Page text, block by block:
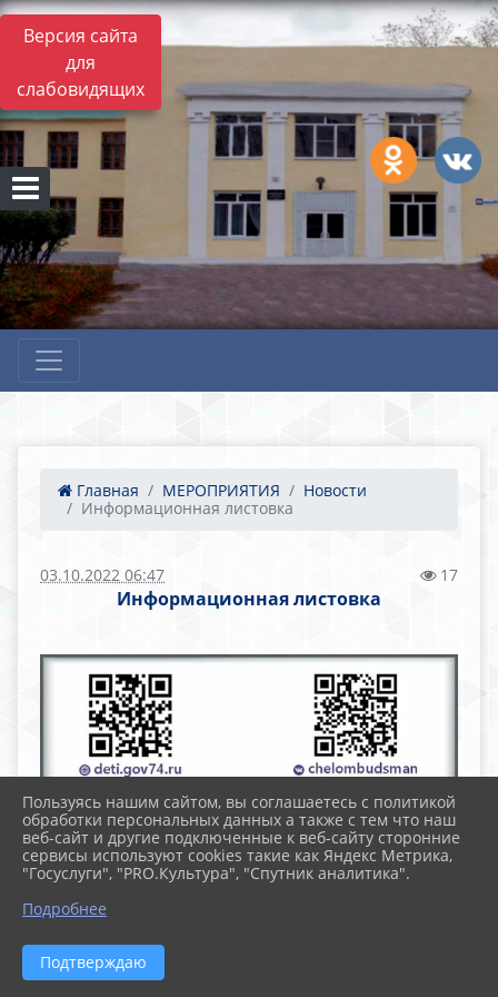
Версия сайта
для
слабовидящих
Главная МЕРОПРИЯТИЯ
Новости
Информационная листовка
03.10.2022 06:47 17
Информационная листовка
Пользуясь нашим сайтом, вы соглашаетесь с политикой
обработки персональных данных а также с тем что наш
веб-сайт и другие подключенные к веб-сайту сторонние
сервисы используют cookies такие как Яндекс Метрика,
"Госуслуги", "PRO.Культура", "Спутник аналитика".
Подробнее
Подтверждаю